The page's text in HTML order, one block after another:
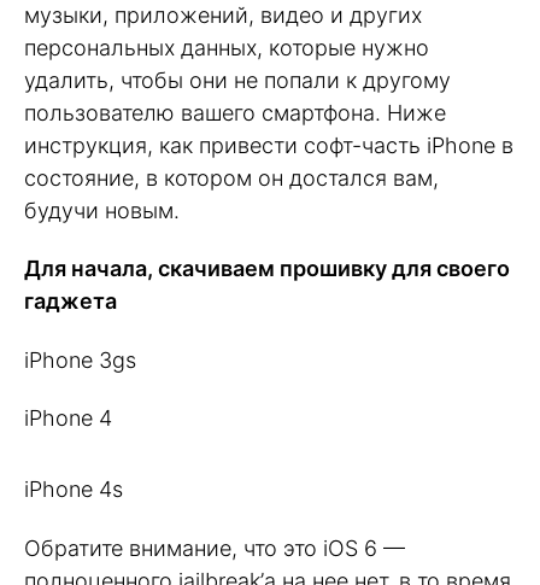
музыки, приложений, видео и других
персональных данных, которые нужно
удалить, чтобы они не попали к другому
пользователю вашего смартфона. Ниже
инструкция, как привести софт-часть iPhone в
состояние, в котором он достался вам,
будучи новым.
Для начала, скачиваем прошивку для своего
гаджета
iPhone 3gs
iPhone 4
iPhone 4s
Обратите внимание, что это iOS 6 —